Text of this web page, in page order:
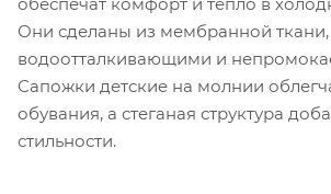
Они сделаны из мембранной ткани,
водоотталкивающими и
Сапожки детские на молнии
обувания, а стеганая структура
стильности.